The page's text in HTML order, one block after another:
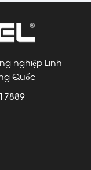
nghiệp Linh
Quốc